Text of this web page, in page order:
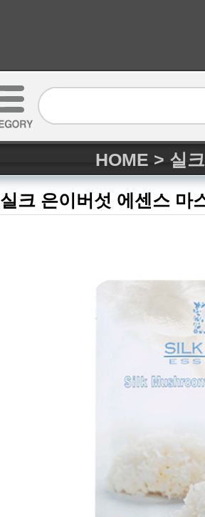
HOME > 실
실크 은이버섯 에센스 마